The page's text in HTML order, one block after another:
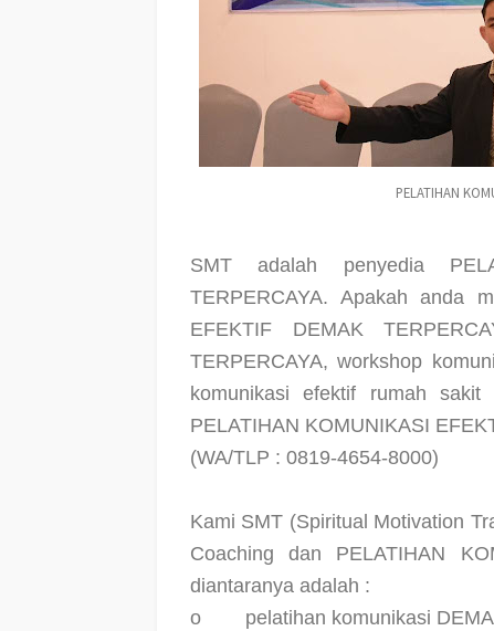
PELATIHAN
SMT adalah penyedia
TERPERCAYA. Apakah anda
EFEKTIF DEMAK
TERPERCAYA, workshop
komunikasi efektif rumah
PELATIHAN KOMUNIKASI
(WA/TLP : 0819-4654-8000)
Kami SMT (Spiritual Motivation
Coaching dan PELATIHAN
diantaranya adalah :
o
pelatihan komunikasi